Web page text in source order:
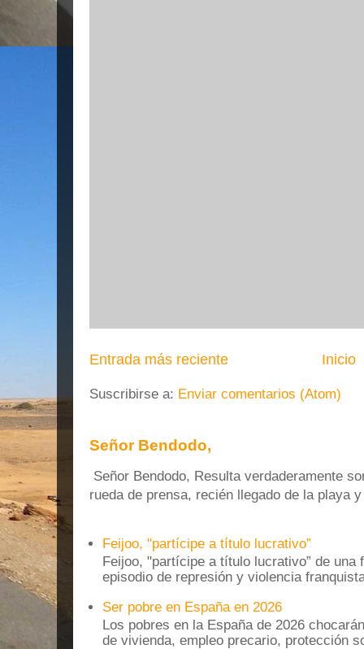
Entrada más reciente Inicio
Suscribirse a: Enviar comentarios (Atom)
Señor Bendodo,
Señor Bendodo, Resulta verdaderamente
rueda de prensa, recién llegado de la playa
Feijoo, "partícipe a título lucrativo”
Feijoo, "partícipe a título lucrativo” de una
episodio de represión y violencia
Ser pobre en España en 2026
Los pobres en la España de 2026
de vivienda, empleo precario, protección